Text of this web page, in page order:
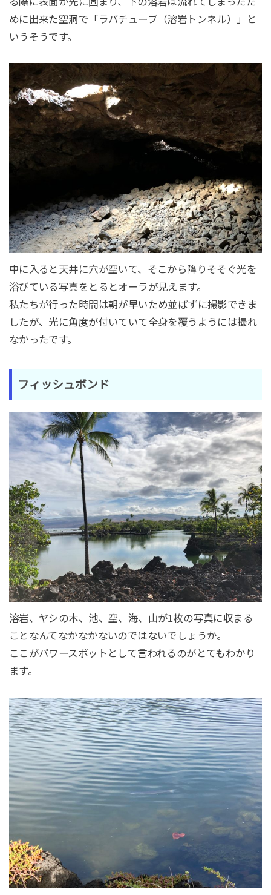
めに出来た空洞で「ラバチューブ（溶岩トンネル）」と
いうそうです。
中に入ると天井に穴が空いて、そこから降りそそぐ光を
浴びている写真をとるとオーラが見えます。
私たちが行った時間は朝が早いため並ばずに撮影できま
したが、光に角度が付いていて全身を覆うようには撮れ
なかったです。
フィッシュボンド
溶岩、ヤシの木、池、空、海、山が1枚の写真に収まる
ことなんてなかなかないのではないでしょうか。
ここがパワースポットとして言われるのがとてもわかり
ます。